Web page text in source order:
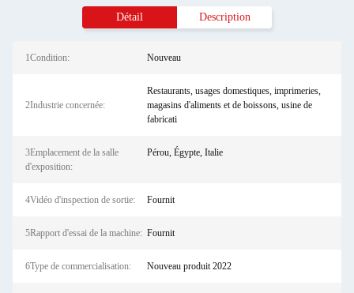
Détail Description
1Condition: Nouveau
2Industrie concernée:
Restaurants, usages domestiques, imprimeries,
magasins d'aliments et de boissons, usine de
fabricati
3Emplacement de la salle
d'exposition:
Pérou, Égypte, Italie
4Vidéo d'inspection de sortie: Fournit
5Rapport d'essai de la machine: Fournit
6Type de commercialisation: Nouveau produit 2022